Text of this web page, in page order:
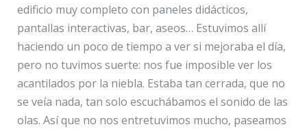
edificio muy completo con paneles didácticos,
pantallas interactivas, bar, aseos… Estuvimos allí
haciendo un poco de tiempo a ver si mejoraba el día,
pero no tuvimos suerte: nos fue imposible ver los
acantilados por la niebla. Estaba tan cerrada, que no
se veía nada, tan solo escuchábamos el sonido de las
olas. Así que no nos entretuvimos mucho, paseamos